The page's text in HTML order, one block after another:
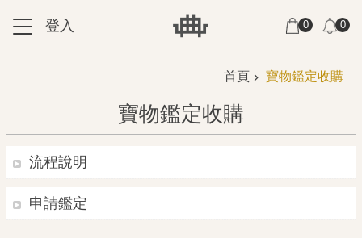
跳到主要內容區塊
::: 登入 0 0
首頁 寶物鑑定收購
寶物鑑定收購
流程說明
申請鑑定